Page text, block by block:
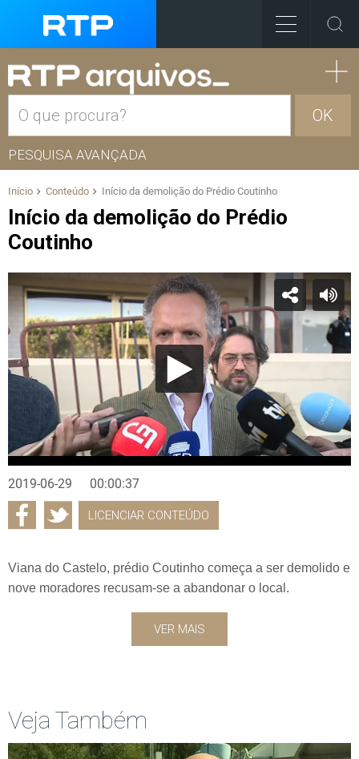
OK
PESQUISA AVANÇADA
Início Conteúdo Início da demolição do Prédio Coutinho
Início da demolição do Prédio
Coutinho
2019-06-29 00:00:37
LICENCIAR CONTEÚDO
Viana do Castelo, prédio Coutinho começa a ser demolido e
nove moradores recusam-se a abandonar o local.
VER MAIS
Veja Também